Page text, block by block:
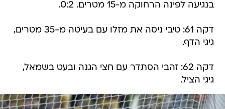
בנגיעה לפינה הרחוקה מ-15 מטרים. 0:2.
דקה 61: טיבי ניסה את מזלו עם בעיטה מ-35 מטרים,
גיגי הדף.
דקה 62: זהבי הסתדר עם חצי הגנה ובעט בשמאל,
גיגי הציל.